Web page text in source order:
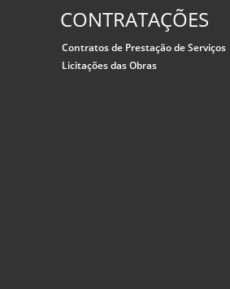
CONTRATAÇÕES
Contratos de Prestação de Serviços
Licitações das Obras